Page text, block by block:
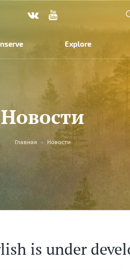
Explore
Новости
Главная » Новости
is under